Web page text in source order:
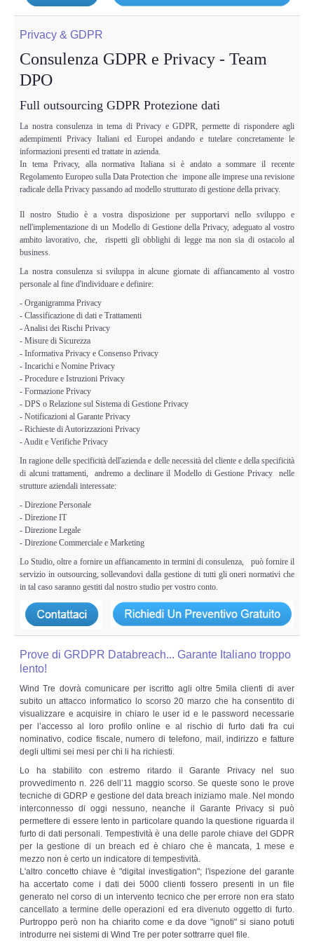
Privacy & GDPR
Consulenza GDPR e Privacy - Team
DPO
Full outsourcing GDPR Protezione dati
La nostra consulenza in tema di Privacy e GDPR, permette di rispondere agli
adempimenti Privacy Italiani ed Europei andando e tutelare concretamente le
informazioni presenti ed trattate in azienda.
In tema Privacy, alla normativa Italiana si è andato a sommare il recente
Regolamento Europeo sulla Data Protection che impone alle imprese una revisione
radicale della Privacy passando ad modello strutturato di gestione della privacy.
Il nostro Studio è a vostra disposizione per supportarvi nello sviluppo e
nell'implementazione di un Modello di Gestione della Privacy, adeguato al vostro
ambito lavorativo, che, rispetti gli obblighi di legge ma non sia di ostacolo al
business.
La nostra consulenza si sviluppa in alcune giornate di affiancamento al vostro
personale al fine d'individuare e definire:
- Organigramma Privacy
- Classificazione di dati e Trattamenti
- Analisi dei Rischi Privacy
- Misure di Sicurezza
- Informativa Privacy e Consenso Privacy
- Incarichi e Nomine Privacy
- Procedure e Istruzioni Privacy
- Formazione Privacy
- DPS o Relazione sul Sistema di Gestione Privacy
- Notificazioni al Garante Privacy
- Richieste di Autorizzazioni Privacy
- Audit e Verifiche Privacy
In ragione delle specificità dell'azienda e delle necessità del cliente e della specificità
di alcuni trattamenti, andremo a declinare il Modello di Gestione Privacy nelle
strutture aziendali interessate:
- Direzione Personale
- Direzione IT
- Direzione Legale
- Direzione Commerciale e Marketing
Lo Studio, oltre a fornire un affiancamento in termini di consulenza, può fornire il
servizio in outsourcing, sollevandovi dalla gestione di tutti gli oneri normativi che
in tal caso saranno gestiti dal nostro studio per vostro conto.
Prove di GRDPR Databreach... Garante Italiano troppo
lento!
Wind Tre dovrà comunicare per iscritto agli oltre 5mila clienti di aver
subito un attacco informatico lo scorso 20 marzo che ha consentito di
visualizzare e acquisire in chiaro le user id e le password necessarie
per l’accesso al loro profilo online e al rischio di furto dati fra cui
nominativo, codice fiscale, numero di telefono, mail, indirizzo e fatture
degli ultimi sei mesi per chi li ha richiesti.
Lo ha stabilito con estremo ritardo il Garante Privacy nel suo
provvedimento n. 226 dell’11 maggio scorso. Se queste sono le prove
tecniche di GDRP e gestione del data breach iniziamo male. Nel mondo
interconnesso di oggi nessuno, neanche il Garante Privacy si può
permettere di essere lento in particolare quando la questione riguarda il
furto di dati personali. Tempestività è una delle parole chiave del GDPR
per la gestione di un breach ed è chiaro che è mancata, 1 mese e
mezzo non è certo un indicatore di tempestività.
L'altro concetto chiave è "digital investigation"; l'ispezione del garante
ha accertato come i dati dei 5000 clienti fossero presenti in un file
generato nel corso di un intervento tecnico che per errore non era stato
cancellato a termine delle operazioni ed era divenuto oggetto di furto.
Purtroppo però non ha chiarito come e da dove "ignoti" si siano potuti
introdurre nei sistemi di Wind Tre per poter sottrarre quel file.